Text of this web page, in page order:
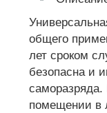
общего
лет сроком
безопасна и
саморазряда.
помещении в